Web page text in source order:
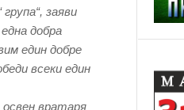
заяви
добра
един добре
всеки един
вратаря